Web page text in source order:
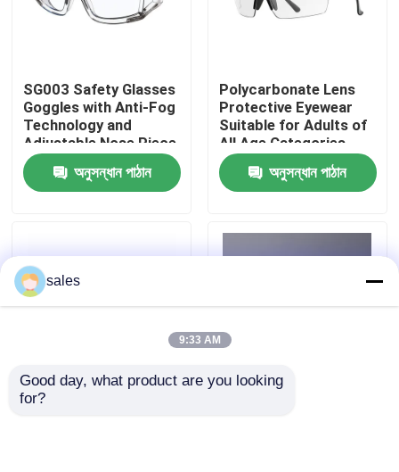
পণ্য
কারখানা ভ্রমণ
যোগাযোগ করুন
কেস
এন্টি কুয়াশা সাঁতার গগলস
SG003 Safety Glasses
Goggles with Anti-Fog
Technology and
Adjustable Nose Piece
অনুসন্ধান পাঠান
Polycarbonate Lens
Protective Eyewear
Suitable for Adults of
All Age Categories
অনুসন্ধান পাঠান
Clear Lens Safety
sales
9:33 AM
Good day, what product are you looking
for?